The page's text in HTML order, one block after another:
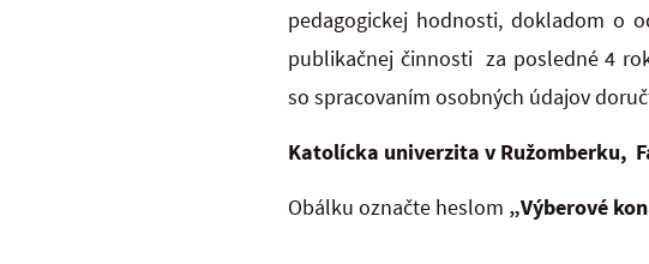
pedagogickej hodnosti, dokladom o
publikačnej činnosti za posledné 4
so spracovaním osobných údajov
Katolícka univerzita v Ružomberku,
Obálku označte heslom „Výberové